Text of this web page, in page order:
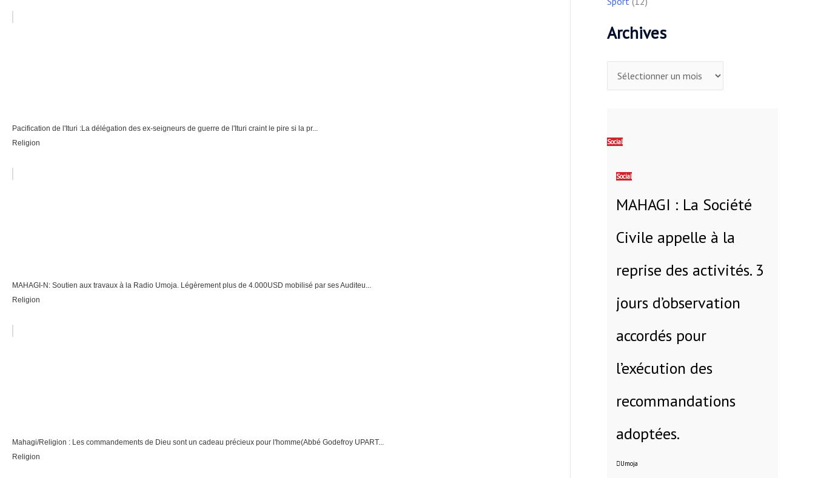
Pacification de l'Ituri :La délégation des ex-seigneurs de guerre de l'Ituri craint le pire si la pr...
Religion
MAHAGI-N: Soutien aux travaux à la Radio Umoja. Légèrement plus de 4.000USD mobilisé par ses Auditeu...
Religion
Mahagi/Religion : Les commandements de Dieu sont un cadeau précieux pour l'homme(Abbé Godefroy UPART...
Religion
Archives
Social
Social
MAHAGI : La Société
Civile appelle à la
reprise des activités. 3
jours d’observation
accordés pour
l’exécution des
recommandations
adoptées.
Umoja